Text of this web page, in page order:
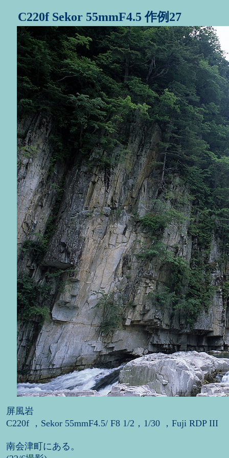
C220f Sekor 55mmF4.5 作例27
屏風岩
C220f ，Sekor 55mmF4.5/ F8 1/2，1/30 ，Fuji RDP III
南会津町にある。